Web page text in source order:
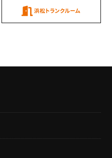
お土産(7)
（複数選択可）